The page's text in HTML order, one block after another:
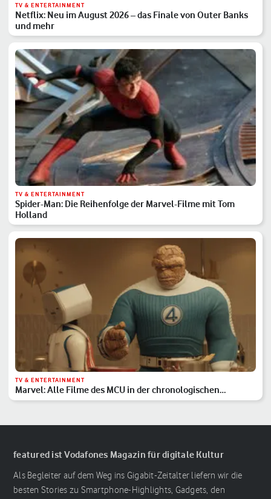
TV & ENTERTAINMENT
Netflix: Neu im August 2026 – das Finale von Outer Banks
und mehr
TV & ENTERTAINMENT
Spider-Man: Die Reihenfolge der Marvel-Filme mit Tom
Holland
TV & ENTERTAINMENT
Marvel: Alle Filme des MCU in der chronologischen
Reihenfolge
featured ist Vodafones Magazin für digitale Kultur
Als Begleiter auf dem Weg ins Gigabit-Zeitalter liefern wir die
besten Stories zu Smartphone-Highlights, Gadgets, den